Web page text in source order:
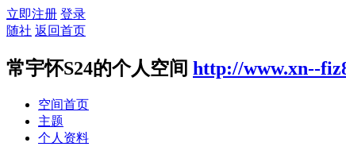
立即注册 登录
随社 返回首页
常宇怀S24的个人空间 http://www.xn--
空间首页
主题
个人资料